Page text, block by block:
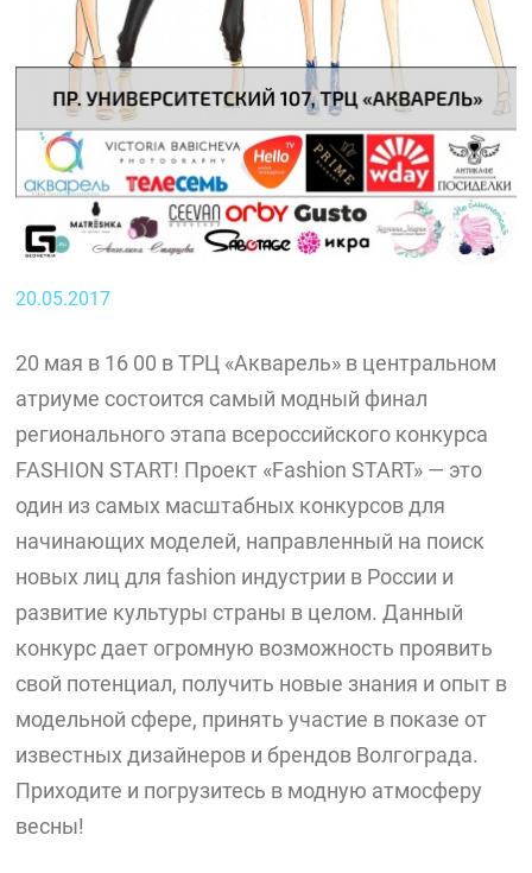
20.05.2017
20 мая в 16 00 в ТРЦ «Акварель» в центральном
атриуме состоится самый модный финал
регионального этапа всероссийского конкурса
FASHION START! Проект «Fashion START» — это
один из самых масштабных конкурсов для
начинающих моделей, направленный на поиск
новых лиц для fashion индустрии в России и
развитие культуры страны в целом. Данный
конкурс дает огромную возможность проявить
свой потенциал, получить новые знания и опыт в
модельной сфере, принять участие в показе от
известных дизайнеров и брендов Волгограда.
Приходите и погрузитесь в модную атмосферу
весны!